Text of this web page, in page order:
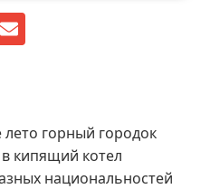
горный городок
кипящий котел
национальностей